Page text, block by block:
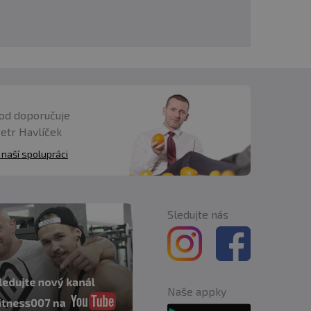
doporučuje
Havlíček
naší spolupráci
Sledujte nás
Naše appky